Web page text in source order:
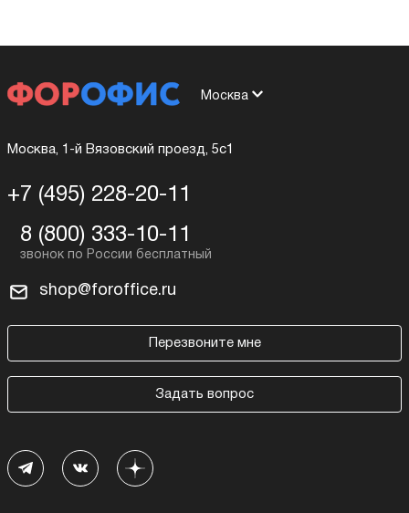
Москва
Москва, 1-й Вязовский проезд, 5с1
+7 (495) 228-20-11
8 (800) 333-10-11
shop@foroffice.ru
Перезвоните мне
Задать вопрос